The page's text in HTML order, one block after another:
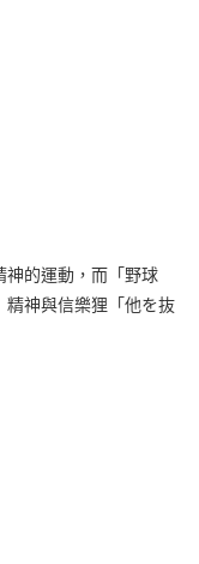
神的運動，而「野球
精神與信樂狸「他を抜